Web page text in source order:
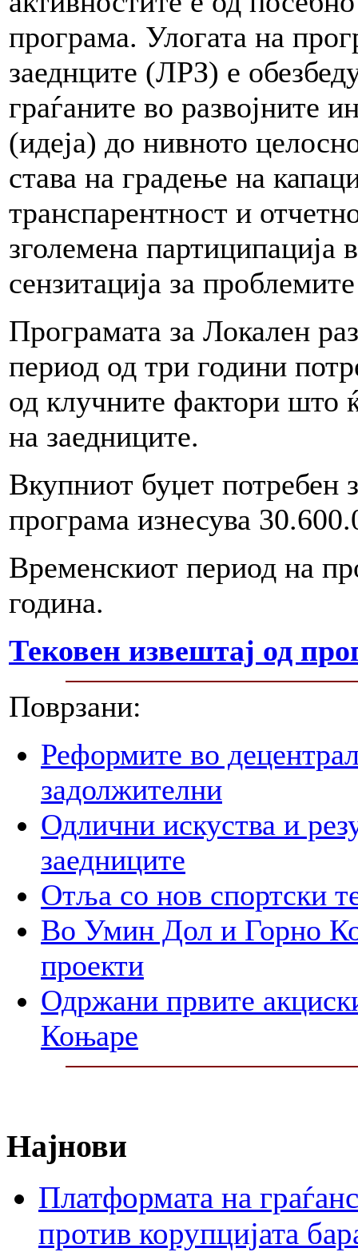
програма. Улогата на
заеднците (ЛРЗ) е
граѓаните во развојните
(идеја) до нивното
става на градење на
транспарентност и
зголемена партиципација
сензитација за
Програмата за Локален
период од три години
од клучните фактори што
на заедниците.
Вкупниот буџет потребен
програма изнесува
Временскиот период на
година.
Тековен извештај од
Поврзани:
Реформите во
задолжителни
Одлични искуства и
заедниците
Отља со нов спортски
Во Умин Дол и Горно
проекти
Одржани првите
Коњаре
Најнови
Платформата на
против корупцијата